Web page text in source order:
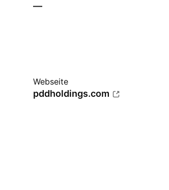
—
Webseite
pddholdings.com